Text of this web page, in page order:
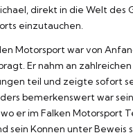
direkt in die Welt des
einzutauchen.
Motorsport war von
Er nahm an
teil und zeigte sofort
bemerkenswert war
er im Falken Motorsport
sein Konnen unter Beweis